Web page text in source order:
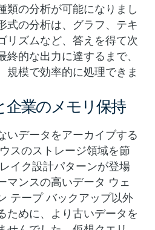
類の分析が可能になりまし
式の分析は、グラフ、テキ
リズムなど、答えを得て次
的な出力に達するまで、
規模で効率的に処理できま
企業のメモリ保持
いデータをアーカイブする
スのストレージ領域を節
イク設計パターンが登場
マンスの高いデータ ウェ
テープ バックアップ以外
ために、より古いデータを